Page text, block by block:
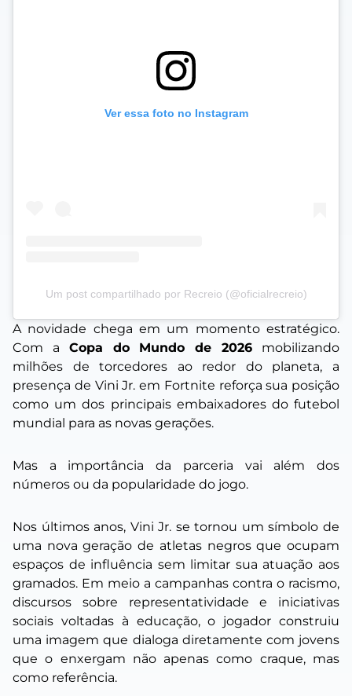
Ver essa foto no Instagram
Um post compartilhado por Recreio (@oficialrecreio)
A novidade chega em um momento estratégico.
Com a Copa do Mundo de 2026 mobilizando
milhões de torcedores ao redor do planeta, a
presença de Vini Jr. em Fortnite reforça sua posição
como um dos principais embaixadores do futebol
mundial para as novas gerações.
Mas a importância da parceria vai além dos
números ou da popularidade do jogo.
Nos últimos anos, Vini Jr. se tornou um símbolo de
uma nova geração de atletas negros que ocupam
espaços de influência sem limitar sua atuação aos
gramados. Em meio a campanhas contra o racismo,
discursos sobre representatividade e iniciativas
sociais voltadas à educação, o jogador construiu
uma imagem que dialoga diretamente com jovens
que o enxergam não apenas como craque, mas
como referência.